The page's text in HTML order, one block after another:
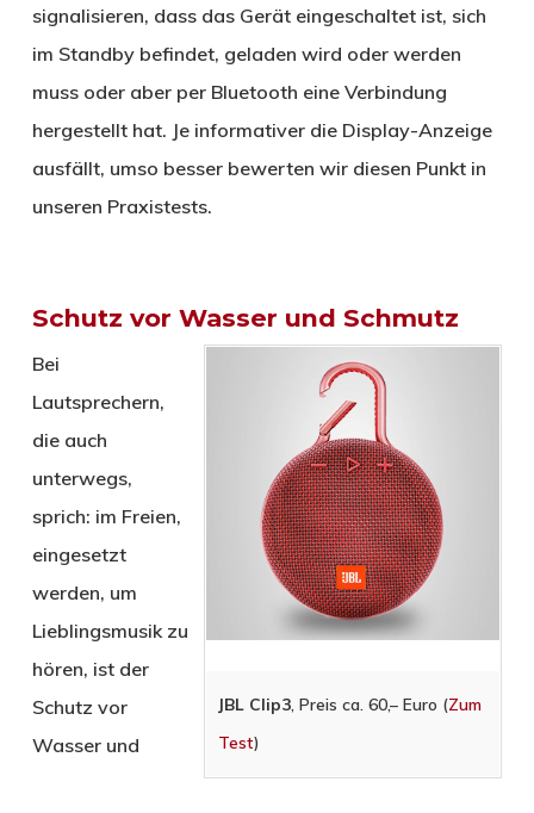
signalisieren, dass das Gerät eingeschaltet ist, sich
im Standby befindet, geladen wird oder werden
muss oder aber per Bluetooth eine Verbindung
hergestellt hat. Je informativer die Display-Anzeige
ausfällt, umso besser bewerten wir diesen Punkt in
unseren Praxistests.
Schutz vor Wasser und Schmutz
JBL Clip3 , Preis ca. 60,– Euro (Zum
Test)
Bei
Lautsprechern,
die auch
unterwegs,
sprich: im Freien,
eingesetzt
werden, um
Lieblingsmusik zu
hören, ist der
Schutz vor
Wasser und